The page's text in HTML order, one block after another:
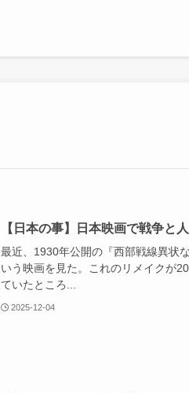
【日本の事】日本映画で戦争と
最近、1930年公開の『西部戦線異状
いう映画を見た。これのリメイクが
ていたところ...
2025-12-04